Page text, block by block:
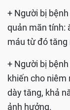
+ Người bị
quản mãn tính:
máu từ đó tăng
+ Người bị
khiến cho niêm
dày tăng, khả
ảnh hưởng.